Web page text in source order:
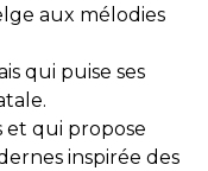
aux mélodies
qui puise ses
et qui propose
inspirée des